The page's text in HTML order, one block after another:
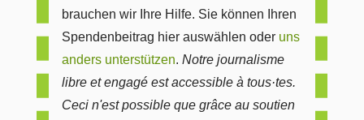
brauchen wir Ihre Hilfe. Sie können Ihren
Spendenbeitrag hier auswählen oder uns
anders unterstützen. Notre journalisme
libre et engagé est accessible à tous·tes.
Ceci n'est possible que grâce au soutien